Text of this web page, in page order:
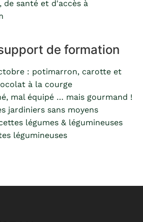
de santé et d'accès à
de formation
: potimarron, carotte et
à la courge
mal équipé … mais gourmand !
jardiniers sans moyens
légumes & légumineuses
légumineuses